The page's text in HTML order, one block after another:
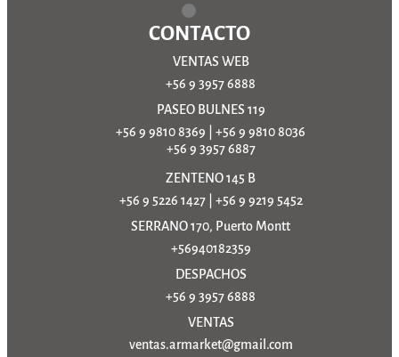
CONTACTO
VENTAS WEB
+56 9 3957 6888
PASEO BULNES 119
+56 9 9810 8369
+56 9 9810 8036
+56 9 3957 6887
ZENTENO 145 B
+56 9 5226 1427| +56 9 9219 5452
SERRANO 170, Puerto Montt
+56940182359
DESPACHOS
+56 9 3957 6888
VENTAS
ventas.armarket@gmail.com